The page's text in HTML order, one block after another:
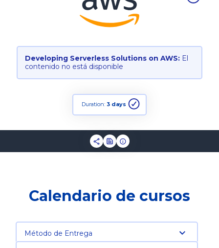
Developing Serverless Solutions on AWS: El
contenido no está disponible
Duration: 3 days
Calendario de cursos
Método de Entrega